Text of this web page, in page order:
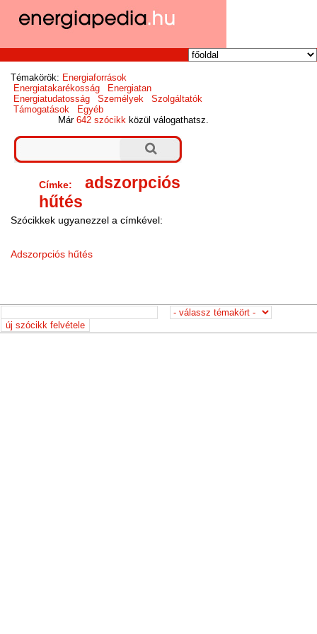
Témakörök: Energiaforrások
Energiatakarékosság
Energiatan
Energiatudatosság
Személyek
Szolgáltatók
Támogatások
Egyéb
Már642 szócikk közül válogathatsz.
Címke: adszorpciós
hűtés
Szócikkek ugyanezzel a címkével:
Adszorpciós hűtés